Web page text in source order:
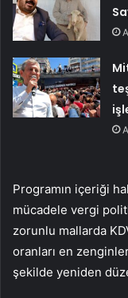
Programın içeriği
mücadele vergi
zorunlu mallarda
oranları en
şekilde yeniden